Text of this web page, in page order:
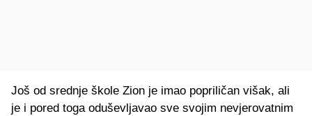
Još od srednje škole Zion je imao popriličan višak, ali
je i pored toga oduševljavao sve svojim nevjerovatnim